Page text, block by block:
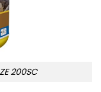
200SC